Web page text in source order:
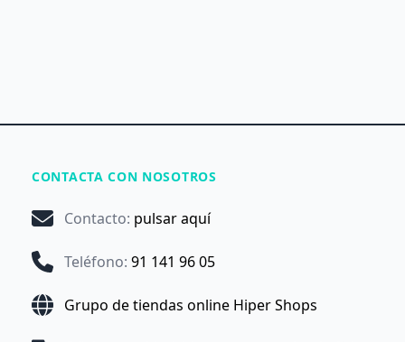
CONTACTA CON NOSOTROS
Contacto: pulsar aquí
Teléfono: 91 141 96 05
Grupo de tiendas online Hiper Shops